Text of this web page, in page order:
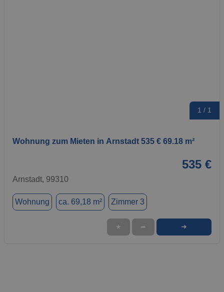
1 / 1
Wohnung zum Mieten in Arnstadt 535 € 69.18 m²
535 €
Arnstadt, 99310
Wohnung ca. 69,18 m² Zimmer 3
★ ➦ ➜